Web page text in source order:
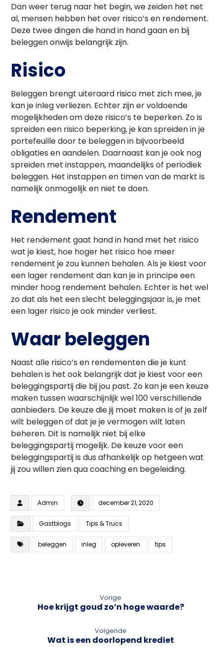
Dan weer terug naar het begin, we zeiden het net
al, mensen hebben het over risico’s en rendement.
Deze twee dingen die hand in hand gaan en bij
beleggen onwijs belangrijk zijn.
Risico
Beleggen brengt uiteraard risico met zich mee, je
kan je inleg verliezen. Echter zijn er voldoende
mogelijkheden om deze risico’s te beperken. Zo is
spreiden een risico beperking, je kan spreiden in je
portefeuille door te beleggen in bijvoorbeeld
obligaties en aandelen. Daarnaast kan je ook nog
spreiden met instappen, maandelijks of periodiek
beleggen. Het instappen en timen van de markt is
namelijk onmogelijk en niet te doen.
Rendement
Het rendement gaat hand in hand met het risico
wat je kiest, hoe hoger het risico hoe meer
rendement je zou kunnen behalen. Als je kiest voor
een lager rendement dan kan je in principe een
minder hoog rendement behalen. Echter is het wel
zo dat als het een slecht beleggingsjaar is, je met
een lager risico je ook minder verliest.
Waar beleggen
Naast alle risico’s en rendementen die je kunt
behalen is het ook belangrijk dat je kiest voor een
beleggingspartij die bij jou past. Zo kan je een keuze
maken tussen waarschijnlijk wel 100 verschillende
aanbieders. De keuze die jij moet maken is of je zelf
wilt beleggen of dat je je vermogen wilt laten
beheren. Dit is namelijk niet bij elke
beleggingspartij mogelijk. De keuze voor een
beleggingspartij is dus afhankelijk op hetgeen wat
jij zou willen zien qua coaching en begeleiding.
Admin december 21, 2020
Gastblogs Tips & Trucs
beleggen inleg opleveren tips
Vorige
Hoe krijgt goud zo’n hoge waarde?
Volgende
Wat is een doorlopend krediet